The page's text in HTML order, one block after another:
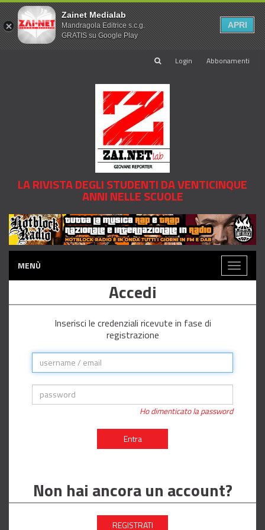
Login Abbonamenti
LA RIVISTA DEGLI STUDENTI DA VENTICINQUE
ANNI NELLE SCUOLE
MENÙ
Toggle
Accedi
Inserisci le credenziali ricevute in fase di
registrazione
Ho dimenticato la password
Entra
Non hai ancora un account?
REGISTRATI
Zainet Medialab
Mandragola Editrice s.c.g.
GRATIS su Google Play
APRI